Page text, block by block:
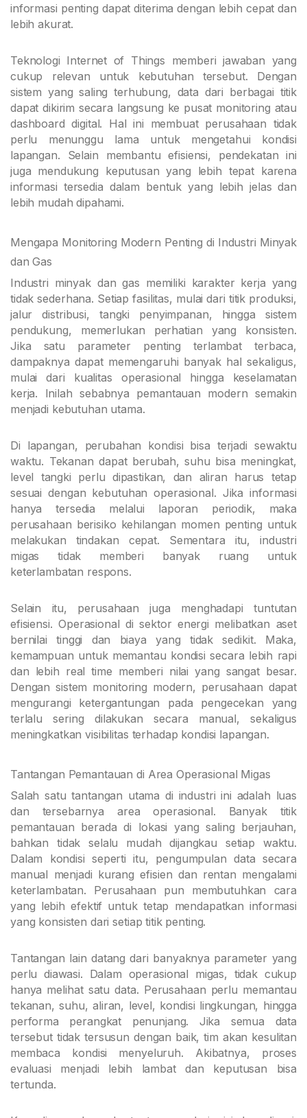
informasi penting dapat diterima dengan lebih cepat dan
lebih akurat.
Teknologi Internet of Things memberi jawaban yang
cukup relevan untuk kebutuhan tersebut. Dengan
sistem yang saling terhubung, data dari berbagai titik
dapat dikirim secara langsung ke pusat monitoring atau
dashboard digital. Hal ini membuat perusahaan tidak
perlu menunggu lama untuk mengetahui kondisi
lapangan. Selain membantu efisiensi, pendekatan ini
juga mendukung keputusan yang lebih tepat karena
informasi tersedia dalam bentuk yang lebih jelas dan
lebih mudah dipahami.
Mengapa Monitoring Modern Penting di Industri Minyak
dan Gas
Industri minyak dan gas memiliki karakter kerja yang
tidak sederhana. Setiap fasilitas, mulai dari titik produksi,
jalur distribusi, tangki penyimpanan, hingga sistem
pendukung, memerlukan perhatian yang konsisten.
Jika satu parameter penting terlambat terbaca,
dampaknya dapat memengaruhi banyak hal sekaligus,
mulai dari kualitas operasional hingga keselamatan
kerja. Inilah sebabnya pemantauan modern semakin
menjadi kebutuhan utama.
Di lapangan, perubahan kondisi bisa terjadi sewaktu
waktu. Tekanan dapat berubah, suhu bisa meningkat,
level tangki perlu dipastikan, dan aliran harus tetap
sesuai dengan kebutuhan operasional. Jika informasi
hanya tersedia melalui laporan periodik, maka
perusahaan berisiko kehilangan momen penting untuk
melakukan tindakan cepat. Sementara itu, industri
migas tidak memberi banyak ruang untuk
keterlambatan respons.
Selain itu, perusahaan juga menghadapi tuntutan
efisiensi. Operasional di sektor energi melibatkan aset
bernilai tinggi dan biaya yang tidak sedikit. Maka,
kemampuan untuk memantau kondisi secara lebih rapi
dan lebih real time memberi nilai yang sangat besar.
Dengan sistem monitoring modern, perusahaan dapat
mengurangi ketergantungan pada pengecekan yang
terlalu sering dilakukan secara manual, sekaligus
meningkatkan visibilitas terhadap kondisi lapangan.
Tantangan Pemantauan di Area Operasional Migas
Salah satu tantangan utama di industri ini adalah luas
dan tersebarnya area operasional. Banyak titik
pemantauan berada di lokasi yang saling berjauhan,
bahkan tidak selalu mudah dijangkau setiap waktu.
Dalam kondisi seperti itu, pengumpulan data secara
manual menjadi kurang efisien dan rentan mengalami
keterlambatan. Perusahaan pun membutuhkan cara
yang lebih efektif untuk tetap mendapatkan informasi
yang konsisten dari setiap titik penting.
Tantangan lain datang dari banyaknya parameter yang
perlu diawasi. Dalam operasional migas, tidak cukup
hanya melihat satu data. Perusahaan perlu memantau
tekanan, suhu, aliran, level, kondisi lingkungan, hingga
performa perangkat penunjang. Jika semua data
tersebut tidak tersusun dengan baik, tim akan kesulitan
membaca kondisi menyeluruh. Akibatnya, proses
evaluasi menjadi lebih lambat dan keputusan bisa
tertunda.